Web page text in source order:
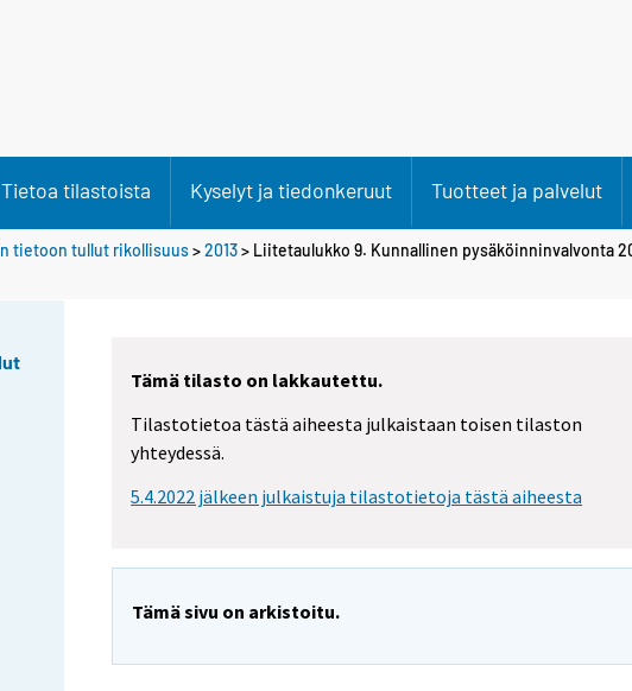
Tietoa tilastoista Kyselyt ja tiedonkeruut Tuotteet ja palvelut
tietoon tullut rikollisuus>2013> Liitetaulukko 9. Kunnallinen pysäköinninvalvonta
Tämä tilasto on lakkautettu.
Tilastotietoa tästä aiheesta julkaistaan toisen tilaston
yhteydessä.
5.4.2022 jälkeen julkaistuja tilastotietoja tästä aiheesta
Tämä sivu on arkistoitu.